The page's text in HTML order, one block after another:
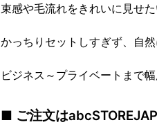
束感や毛流れをきれいに見せ
かっちりセットしすぎず、自
ビジネス～プライベートまで
■ ご注文は